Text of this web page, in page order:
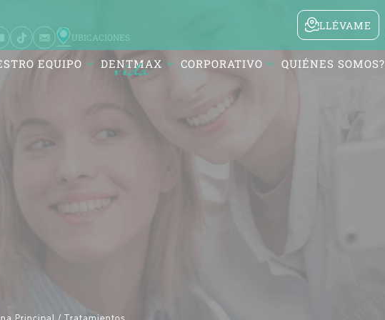
LLÉVAME
EQUIPO DENTMAX CORPORATIVO QUIÉNES SOMOS?
UBICACIONES